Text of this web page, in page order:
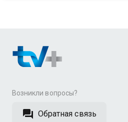
Возникли вопросы?
Обратная связь